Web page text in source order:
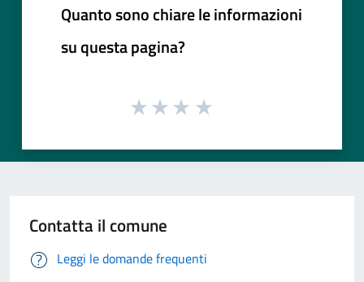
Quanto sono chiare le informazioni
su questa pagina?
Contatta il comune
Leggi le domande frequenti